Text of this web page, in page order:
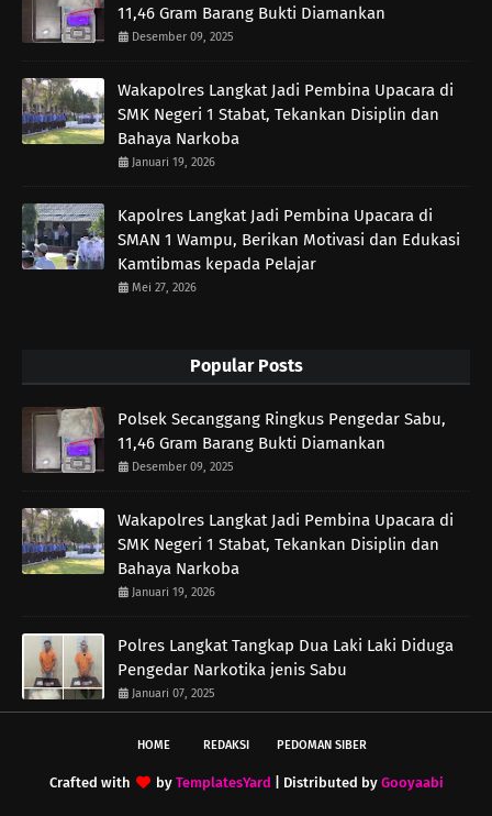
11,46 Gram Barang Bukti Diamankan
Desember 09, 2025
Wakapolres Langkat Jadi Pembina Upacara di
SMK Negeri 1 Stabat, Tekankan Disiplin dan
Bahaya Narkoba
Januari 19, 2026
Kapolres Langkat Jadi Pembina Upacara di
SMAN 1 Wampu, Berikan Motivasi dan Edukasi
Kamtibmas kepada Pelajar
Mei 27, 2026
Popular Posts
Polsek Secanggang Ringkus Pengedar Sabu,
11,46 Gram Barang Bukti Diamankan
Desember 09, 2025
Wakapolres Langkat Jadi Pembina Upacara di
SMK Negeri 1 Stabat, Tekankan Disiplin dan
Bahaya Narkoba
Januari 19, 2026
Polres Langkat Tangkap Dua Laki Laki Diduga
Pengedar Narkotika jenis Sabu
Januari 07, 2025
HOME REDAKSI PEDOMAN SIBER
Crafted with by TemplatesYard | Distributed by Gooyaabi